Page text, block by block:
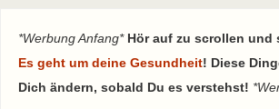
*Werbung Anfang* Hör auf zu scrollen und
Es geht um deine Gesundheit! Diese
Dich ändern, sobald Du es verstehst!